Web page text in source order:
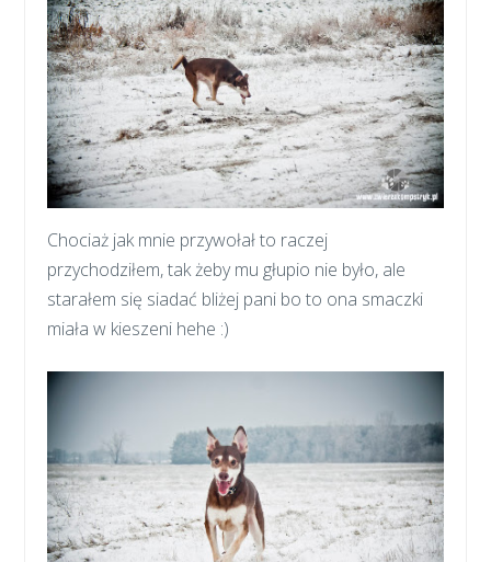
Chociaż jak mnie przywołał to raczej
przychodziłem, tak żeby mu głupio nie było, ale
starałem się siadać bliżej pani bo to ona smaczki
miała w kieszeni hehe :)